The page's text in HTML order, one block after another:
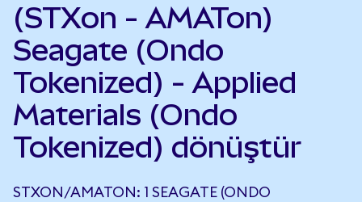
(STXon - AMATon)
Seagate (Ondo
Tokenized) - Applied
Materials (Ondo
Tokenized) dönüştür
STXON/AMATON: 1 SEAGATE (ONDO